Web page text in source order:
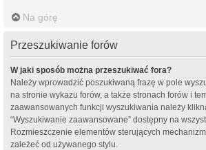
Na górę
Przeszukiwanie forów
W jaki sposób można przeszukiwać fora?
Należy wprowadzić poszukiwaną frazę w pole
na stronie wykazu forów, a także stronach forów i
zaawansowanych funkcji wyszukiwania należy
“Wyszukiwanie zaawansowane” dostępny na
Rozmieszczenie elementów sterujących
zależeć od używanego stylu.